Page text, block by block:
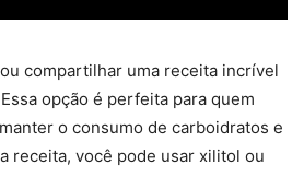
compartilhar uma receita incrível
opção é perfeita para quem
o consumo de carboidratos e
receita, você pode usar xilitol ou